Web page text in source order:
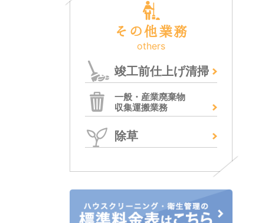
その他業務
others
竣工前仕上げ清掃
一般・産業廃棄物
収集運搬業務
除草